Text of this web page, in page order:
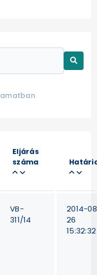
Eljárás
száma
VB-
311/14
2014-
26
15:32:32